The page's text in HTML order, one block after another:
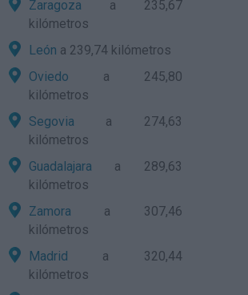
Zaragoza a 235,67
kilómetros
León a 239,74 kilómetros
Oviedo a 245,80
kilómetros
Segovia a 274,63
kilómetros
Guadalajara a 289,63
kilómetros
Zamora a 307,46
kilómetros
Madrid a 320,44
kilómetros